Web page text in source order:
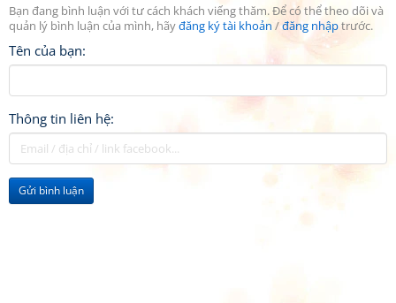
Bạn đang bình luận với tư cách khách viếng thăm. Để có thể theo dõi và
quản lý bình luận của mình, hãyđăng ký tài khoản /đăng nhậptrước.
Tên của bạn:
Thông tin liên hệ:
Gửi bình luận